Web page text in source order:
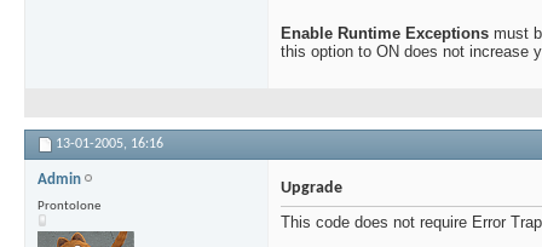
}
}
bs =
// BSTR to C String
{
int n =
sz = (char *)malloc(n + 1);
for(i = 0; i < n; i++)
Enable Runtime Exceptions must
this option to ON does not increase
13-01-2005, 16:16
Admin
Prontolone
Upgrade
This code does not require Error